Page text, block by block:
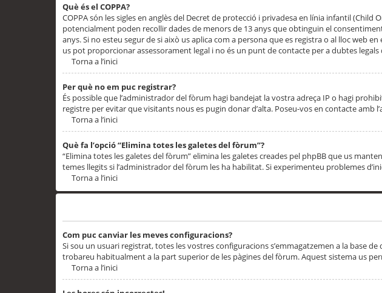
Què és el COPPA?
COPPA són les sigles en anglès del Decret de protecció i privadesa en línia infantil
potencialment poden recollir dades de menors de 13 anys que obtinguin el
anys. Si no esteu segur de si això us aplica com a persona que es registra o al lloc web
us pot proporcionar assessorament legal i no és un punt de contacte per a dubtes
Torna a l’inici
Per què no em puc registrar?
És possible que l’administrador del fòrum hagi bandejat la vostra adreça IP o hagi
registre per evitar que visitants nous es pugin donar d’alta. Poseu-vos en contacte amb
Torna a l’inici
Què fa l’opció “Elimina totes les galetes del fòrum”?
“Elimina totes les galetes del fòrum” elimina les galetes creades pel phpBB que us
temes llegits si l’administrador del fòrum les ha habilitat. Si experimenteu problemes
Torna a l’inici
Com puc canviar les meves configuracions?
Si sou un usuari registrat, totes les vostres configuracions s’emmagatzemen a la base
trobareu habitualment a la part superior de les pàgines del fòrum. Aquest sistema us
Torna a l’inici